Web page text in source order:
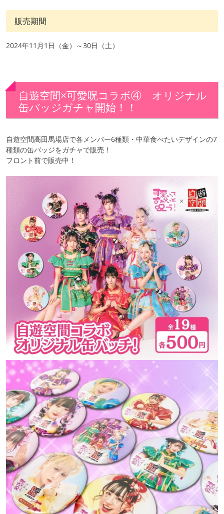
販売期間
2024年11月1日（金）～30日（土）
自遊空間×可愛呪コラボ④ オリジナル
缶バッジガチャ開始！！
自遊空間高田馬場店で各メンバー6種類・中華食べたいデザインの7
種類の缶バッジをガチャで販売！
フロント前で販売中！